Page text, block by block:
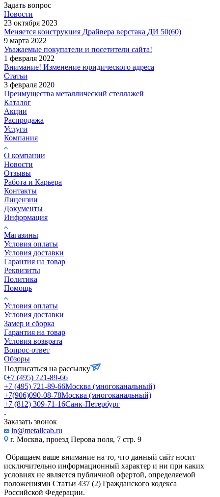
Задать вопрос
Новости
23 октября 2023
Меняется конструкция Драйвера верстака ДИ 50(60)
9 марта 2022
Уважаемые покупатели и посетители сайта!
1 февраля 2022
Внимание! Изменение юридического адреса
Статьи
3 февраля 2020
Преимущества металлический стеллажей
Каталог
Акции
Распродажа
Услуги
Компания
О компании
Новости
Отзывы
Работа и Карьера
Контакты
Лицензии
Документы
Информация
Магазины
Условия оплаты
Условия доставки
Гарантия на товар
Реквизиты
Политика
Помощь
Условия оплаты
Условия доставки
Замер и сборка
Гарантия на товар
Условия возврата
Вопрос-ответ
Обзоры
Подписаться на рассылку
+7 (495) 721-89-66
+7 (495) 721-89-66Москва (многоканальный)
+7(906)090-08-78Москва (многоканальный)
+7 (812) 309-71-16Санк-Петербург
Заказать звонок
in@metallcab.ru
г. Москва, проезд Перова поля, 7 стр. 9
Обращаем ваше внимание на то, что данный сайт носит
исключительно информационный характер и ни при каких
условиях не является публичной офертой, определяемой
положениями Статьи 437 (2) Гражданского кодекса
Российской Федерации.